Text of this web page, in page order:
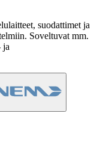
suodattimet ja
Soveltuvat mm.
ja